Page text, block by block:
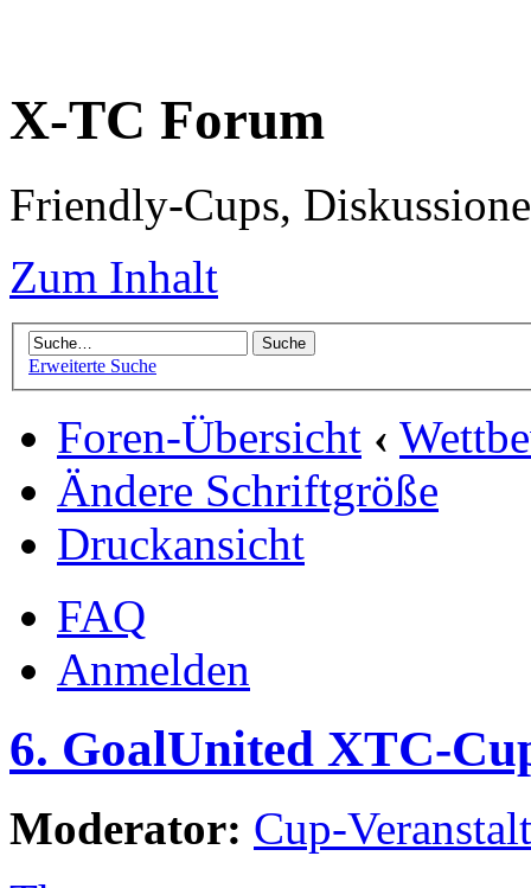
X-TC Forum
Friendly-Cups,
Zum Inhalt
Erweiterte Suche
Foren-Übersicht ‹
Ändere Schriftgröße
Druckansicht
FAQ
Anmelden
6. GoalUnited XTC-
Moderator: Cup-